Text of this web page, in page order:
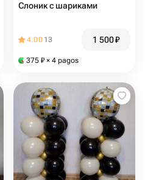
Слоник с шариками
4.00 13 1 500₽
375 ₽ × 4 pagos